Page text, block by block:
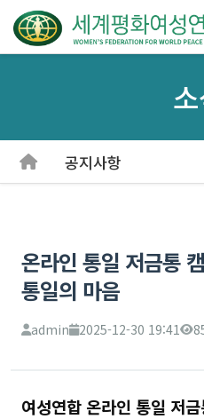
공지사항
온라인 통일 저금통
통일의 마음
admin 2025-12-30 19:41
여성연합 온라인 통일 저